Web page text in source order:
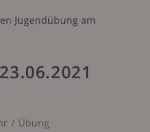
/ Übung